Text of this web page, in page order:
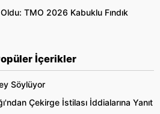
Oldu: TMO 2026 Kabuklu Fındık
İçerikler
Söylüyor
Çekirge İstilası İddialarına Yanıt